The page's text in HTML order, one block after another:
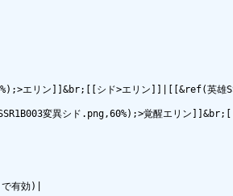
エリン]]&br;[[シド>エリン]]|[[&ref(英雄
変異シド.png,60%);>覚醒エリン
有効)|